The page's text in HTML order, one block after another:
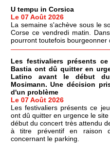
U tempu in Corsica
Le 07 Août 2026
La semaine s'achève sous le
Corse ce vendredi matin.
pourront toutefois bourgeonner
Les festivaliers présents
Bastia ont dû quitter en
Latino avant le début
Mosimann. Une décision
d'un problème
Le 07 Août 2026
Les festivaliers présents ce
ont dû quitter en urgence le
début du concert très attendu
à titre préventif en raison
concernant le parking.